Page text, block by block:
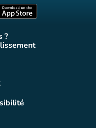
onglet)
?
onglet)
onglet)